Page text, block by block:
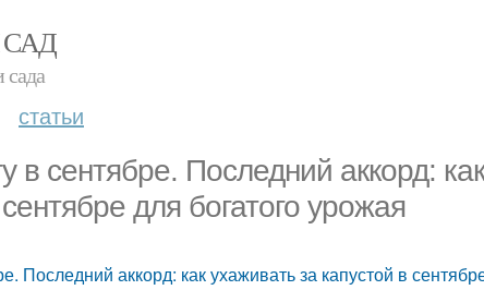
сада
статьи
в сентябре. Последний аккорд: как
для богатого урожая
Последний аккорд: как ухаживать за капустой в